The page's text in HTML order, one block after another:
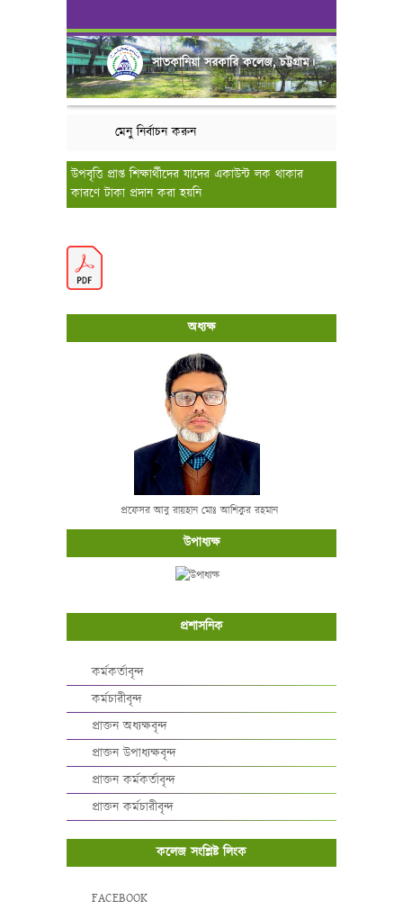
সাতকানিয়া সরকারি কলেজ, চট্টগ্রাম।
মেনু নির্বাচন করুন
উপবৃত্তি প্রাপ্ত শিক্ষার্থীদের যাদের একাউন্ট লক থাকার
কারণে টাকা প্রদান করা হয়নি
অধ্যক্ষ
প্রফেসর আবু রায়হান মোঃ আশিকুর রহমান
উপাধ্যক্ষ
প্রশাসনিক
কর্মকর্তাবৃন্দ
কর্মচারীবৃন্দ
প্রাক্তন অধ্যক্ষবৃন্দ
প্রাক্তন উপাধ্যক্ষবৃন্দ
প্রাক্তন কর্মকর্তাবৃন্দ
প্রাক্তন কর্মচারীবৃন্দ
কলেজ সংশ্লিষ্ট লিংক
FACEBOOK